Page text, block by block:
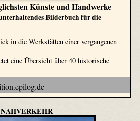
Künste und Handwerke
Bilderbuch für die
in die Werkstätten einer vergangenen
eine Übersicht über 40 historische
NAHVERKEHR